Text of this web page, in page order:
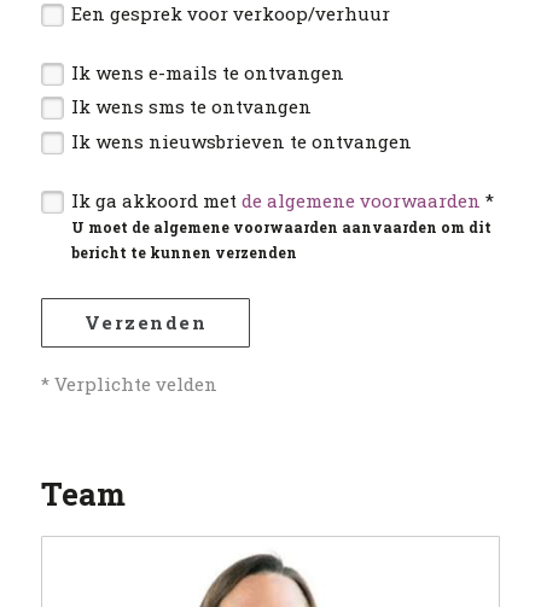
Een gesprek voor verkoop/verhuur
Ik wens e-mails te ontvangen
Ik wens sms te ontvangen
Ik wens nieuwsbrieven te ontvangen
Ik ga akkoord met de algemene voorwaarden *
U moet de algemene voorwaarden aanvaarden om dit
bericht te kunnen verzenden
Verzenden
* Verplichte velden
Team